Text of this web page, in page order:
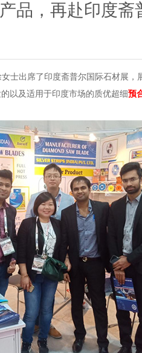
品，再赴印度斋
士出席了印度斋普尔国际石材展，
以及适用于印度市场的质优超细预